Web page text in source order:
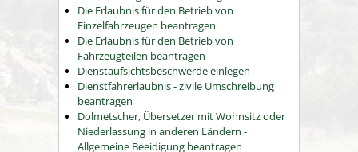
Die Erlaubnis für den Betrieb von
Einzelfahrzeugen beantragen
Die Erlaubnis für den Betrieb von
Fahrzeugteilen beantragen
Dienstaufsichtsbeschwerde einlegen
Dienstfahrerlaubnis - zivile Umschreibung
beantragen
Dolmetscher, Übersetzer mit Wohnsitz oder
Niederlassung in anderen Ländern -
Allgemeine Beeidigung beantragen